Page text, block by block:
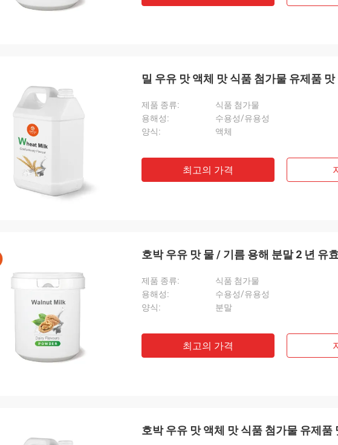
밀 우유 맛 액체 맛 식품 첨가물 유제품 맛
제품 종류:
식품 첨가물
용해성:
수용성/유용성
양식:
액체
최고의 가격
호박 우유 맛 물 / 기름 용해 분말 2 년 유
제품 종류:
식품 첨가물
용해성:
수용성/유용성
양식:
분말
최고의 가격
호박 우유 맛 액체 맛 식품 첨가물 유제품